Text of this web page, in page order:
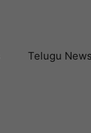
Telugu News